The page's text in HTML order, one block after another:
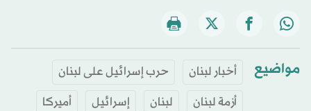
مواضيع أخبار لبنان
حرب إسرائيل على لبنان
أزمة لبنان
لبنان إسرائيل أميركا